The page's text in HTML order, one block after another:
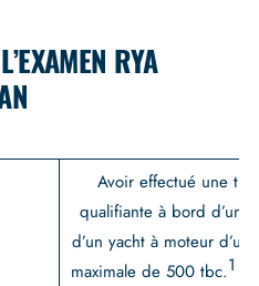
RYA
Avoir effectué une
qualifiante à bord d’un
d’un yacht à moteur
maximale de 500 tbc.1